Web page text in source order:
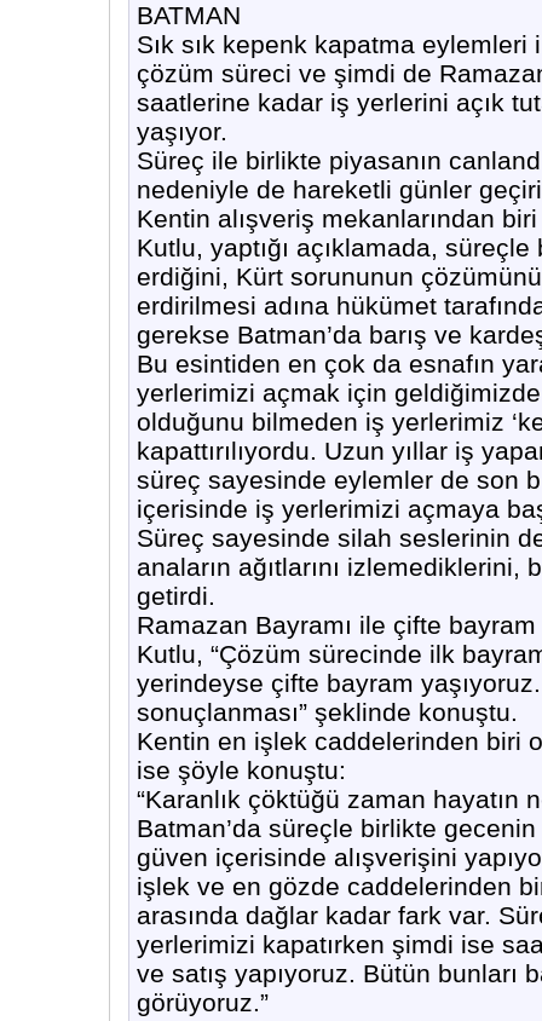
BATMAN
Sık sık kepenk kapatma eylemleri
çözüm süreci ve şimdi de
saatlerine kadar iş yerlerini açık
yaşıyor.
Süreç ile birlikte piyasanın
nedeniyle de hareketli günler
Kentin alışveriş mekanlarından
Kutlu, yaptığı açıklamada,
erdiğini, Kürt sorununun
erdirilmesi adına hükümet
gerekse Batman’da barış ve
Bu esintiden en çok da esnafın
yerlerimizi açmak için
olduğunu bilmeden iş yerlerimiz
kapattırılıyordu. Uzun yıllar iş
süreç sayesinde eylemler de son
içerisinde iş yerlerimizi açmaya
Süreç sayesinde silah seslerinin
anaların ağıtlarını
getirdi.
Ramazan Bayramı ile çifte bayram
Kutlu, “Çözüm sürecinde ilk
yerindeyse çifte bayram
sonuçlanması” şeklinde konuştu.
Kentin en işlek caddelerinden biri
ise şöyle konuştu:
“Karanlık çöktüğü zaman hayatın
Batman’da süreçle birlikte
güven içerisinde alışverişini
işlek ve en gözde caddelerinden
arasında dağlar kadar fark var.
yerlerimizi kapatırken şimdi ise
ve satış yapıyoruz. Bütün bunları
görüyoruz.”